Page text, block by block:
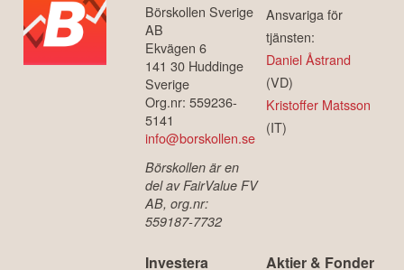
Börskollen Sverige
AB
Ekvägen 6
141 30 Huddinge
Sverige
Org.nr: 559236-
5141
info@borskollen.se
Börskollen är en
del av FairValue FV
AB, org.nr:
559187-7732
Ansvariga för
tjänsten:
Daniel Åstrand
(VD)
Kristoffer Matsson
(IT)
Investera Aktier & Fonder